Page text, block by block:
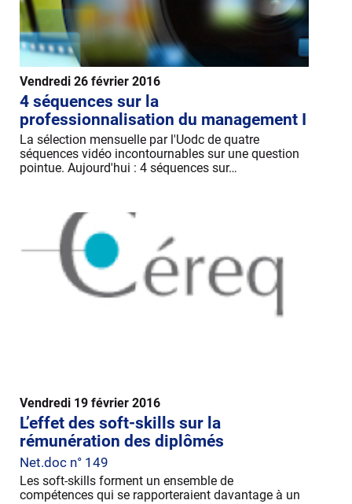
Vendredi 26 février 2016
4 séquences sur la
professionnalisation du management I
La sélection mensuelle par l'Uodc de quatre
séquences vidéo incontournables sur une question
pointue. Aujourd'hui : 4 séquences sur…
Vendredi 19 février 2016
L’effet des soft-skills sur la
rémunération des diplômés
Net.doc n° 149
Les soft-skills forment un ensemble de
compétences qui se rapporteraient davantage à un